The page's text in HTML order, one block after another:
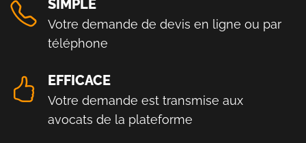
SIMPLE
Votre demande de devis en ligne ou par
téléphone
EFFICACE
Votre demande est transmise aux
avocats de la plateforme